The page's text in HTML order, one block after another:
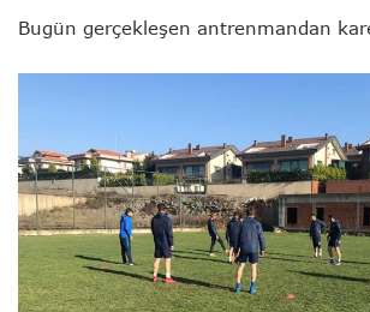
Bugün gerçekleşen antrenmandan